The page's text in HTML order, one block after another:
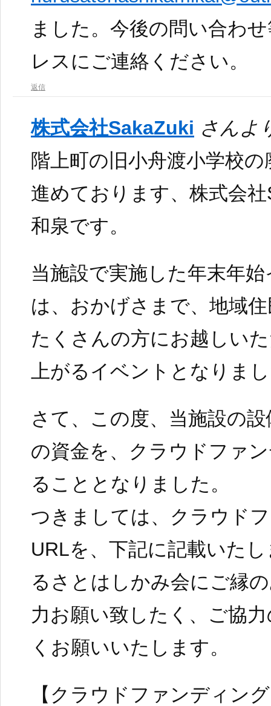
ました。今後の問い合わ
レスにご連絡ください。
返信
株式会社SakaZuki さんよ
階上町の旧小舟渡小学校
進めております、株式会
和泉です。
当施設で実施した年末年
は、おかげさまで、地域
たくさんの方にお越しい
上がるイベントとなりま
さて、この度、当施設の
の資金を、クラウドファ
ることとなりました。
つきましては、クラウド
URLを、下記に記載いた
るさとはしかみ会にご縁
力お願い致したく、ご協
くお願いいたします。
【クラウドファンディン